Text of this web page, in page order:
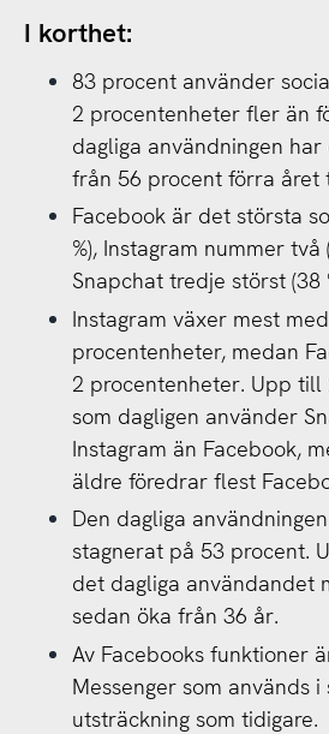
I korthet:
83 procent använder
2 procentenheter fler än
dagliga användningen
från 56 procent förra året
Facebook är det största
%), Instagram nummer två
Snapchat tredje störst (38
Instagram växer mest
procentenheter, medan
2 procentenheter. Upp
som dagligen använder
Instagram än Facebook,
äldre föredrar flest
Den dagliga
stagnerat på 53 procent.
det dagliga användandet
sedan öka från 36 år.
Av Facebooks funktioner
Messenger som används i
utsträckning som tidigare.